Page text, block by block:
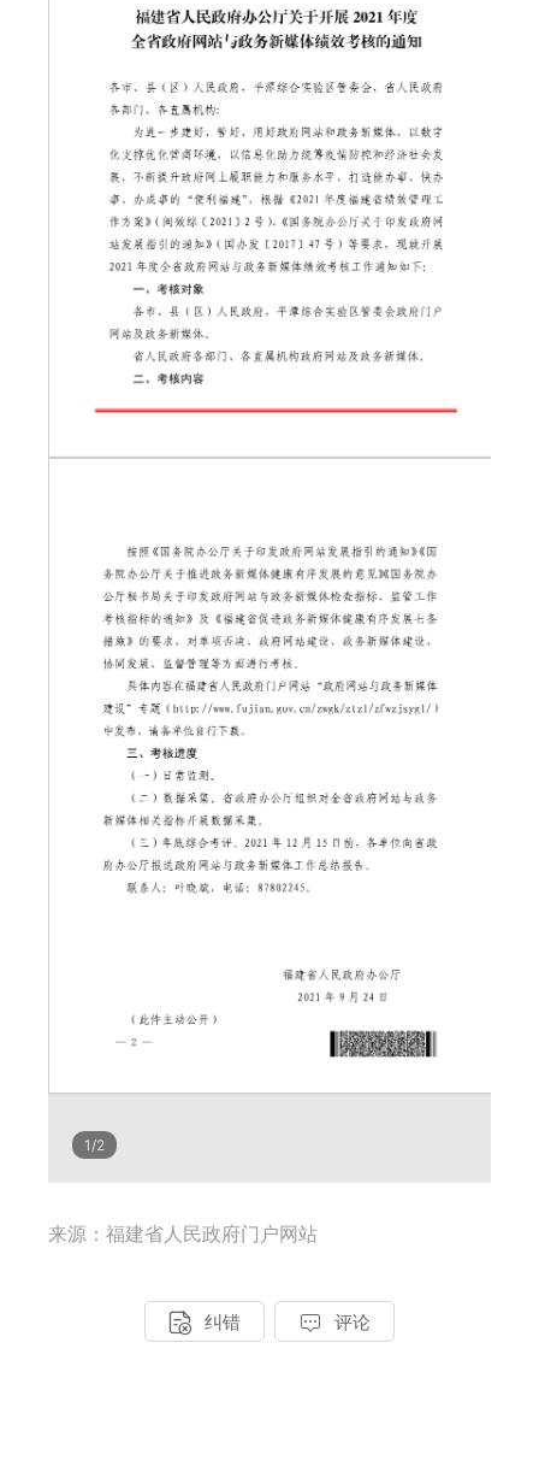
来源：福建省人民政府门户网站
 纠错  评论